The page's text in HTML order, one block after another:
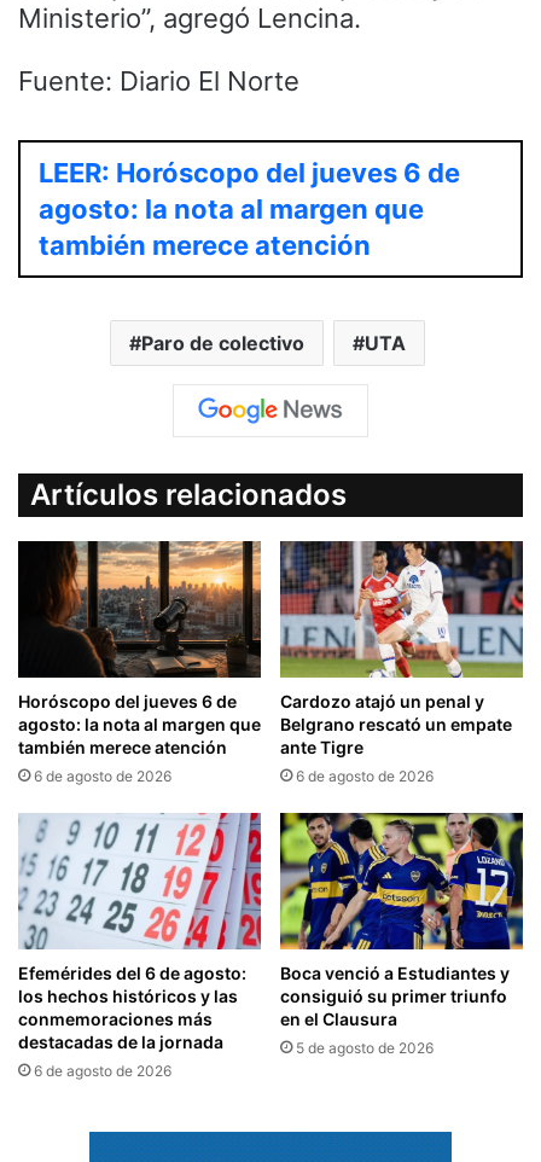
Ministerio”, agregó Lencina.
Fuente: Diario El Norte
LEER: Horóscopo del jueves 6 de
agosto: la nota al margen que
también merece atención
Paro de colectivo UTA
Artículos relacionados
Horóscopo del jueves 6 de
agosto: la nota al margen que
también merece atención
6 de agosto de 2026
Cardozo atajó un penal y
Belgrano rescató un empate
ante Tigre
6 de agosto de 2026
Efemérides del 6 de agosto:
los hechos históricos y las
conmemoraciones más
destacadas de la jornada
6 de agosto de 2026
Boca venció a Estudiantes y
consiguió su primer triunfo
en el Clausura
5 de agosto de 2026